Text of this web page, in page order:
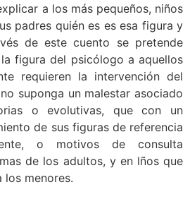
a los más pequeños, niños
padres quién es es esa figura y
de este cuento se pretende
figura del psicólogo a aquellos
requieren la intervención del
suponga un malestar asociado
o evolutivas, que con un
de sus figuras de referencia
o motivos de consulta
de los adultos, y en lños que
los menores.